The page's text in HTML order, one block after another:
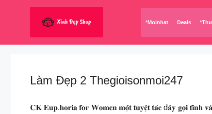
*Moinhat Deals
Làm Đẹp 2 Thegioisonmoi247
𝐂𝐊 𝐄𝐮𝐩.𝐡𝐨𝐫𝐢𝐚 𝐟𝐨𝐫 𝐖𝐨𝐦𝐞𝐧 𝐦𝐨̣̂𝐭 𝐭𝐮𝐲𝐞̣̂𝐭 𝐭𝐚́𝐜 đ𝐚̂̀𝐲 𝐠𝐨̛̣𝐢